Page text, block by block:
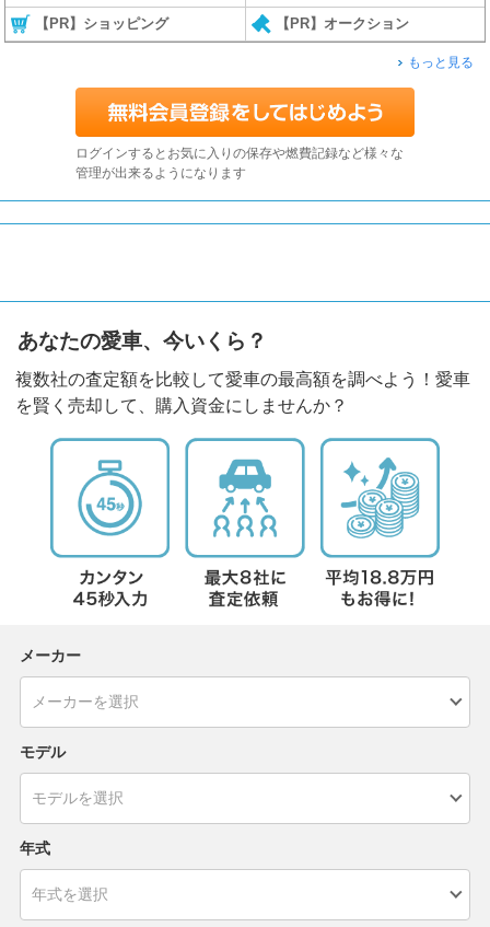
【PR】ショッピング 【PR】オークション
もっと見る
ログインするとお気に入りの保存や燃費記録など様々な
管理が出来るようになります
あなたの愛車、今いくら？
複数社の査定額を比較して愛車の最高額を調べよう！愛車
を賢く売却して、購入資金にしませんか？
メーカー
モデル
年式